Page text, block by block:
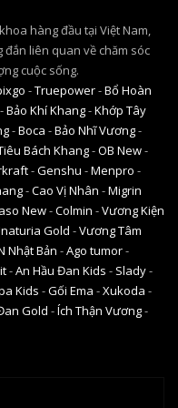
hàng đầu tại Việt Nam,
liên quan về chăm sóc
cuộc sống.
-Truepower-Bổ Hoàn
-Bảo Khí Khang-Khớp Tây
-Boca -Bảo Nhĩ Vương-
Bách Khang-OB New-
-Genshu -Menpro -
-Cao Vị Nhân -Migrin
New-Colmin -Vương Kiện
Gold -Vương Tâm
Nhật Bản -Ago tumor-
-An Hầu Đan Kids - Slady-
Kids -Gối Ema -Xukoda -
Gold -Ích Thận Vương-